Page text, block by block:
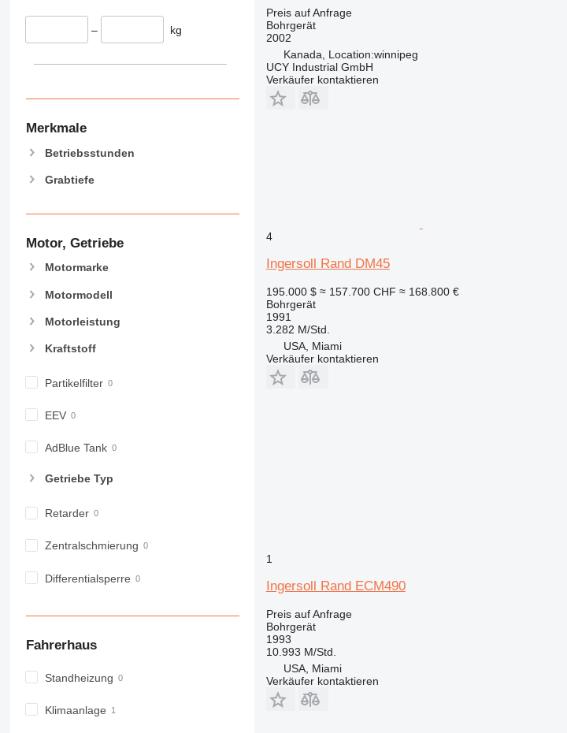
– kg
Merkmale
Betriebsstunden
Grabtiefe
Motor, Getriebe
Motormarke
Motormodell
Motorleistung
Kraftstoff
Partikelfilter
EEV
AdBlue Tank
Getriebe Typ
Retarder
Zentralschmierung
Differentialsperre
Fahrerhaus
Standheizung
Klimaanlage
Preis auf Anfrage
Bohrgerät
2002
Kanada, Location:winnipeg
UCY Industrial GmbH
Verkäufer kontaktieren
4
Ingersoll Rand DM45
195.000 $ ≈ 157.700 CHF ≈ 168.800 €
Bohrgerät
1991
3.282 M/Std.
USA, Miami
Verkäufer kontaktieren
1
Ingersoll Rand ECM490
Preis auf Anfrage
Bohrgerät
1993
10.993 M/Std.
USA, Miami
Verkäufer kontaktieren